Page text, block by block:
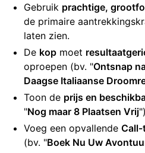
Gebruik prachtige,
de primaire
laten zien.
De kop moet
oproepen (bv. "Ontsnap
Daagse Italiaanse
Toon de prijs en
"Nog maar 8 Plaatsen Vrij
Voeg een opvallende
(bv. "Boek Nu Uw